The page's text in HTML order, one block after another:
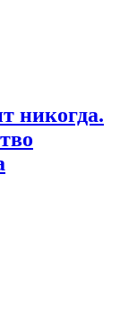
никогда.